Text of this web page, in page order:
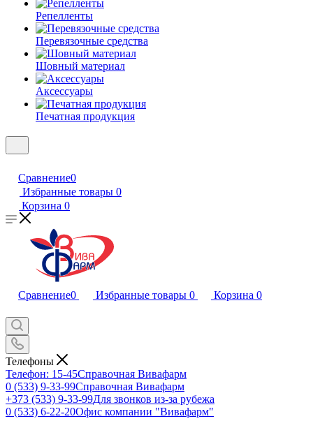
Репелленты
Перевязочные средства
Шовный материал
Аксессуары
Печатная продукция
Сравнение0
Избранные товары 0
Корзина 0
Сравнение0 Избранные товары 0 Корзина 0
Телефоны
Телефон: 15-45Справочная Вивафарм
0 (533) 9-33-99Справочная Вивафарм
+373 (533) 9-33-99Для звонков из-за рубежа
0 (533) 6-22-20Офис компании "Вивафарм"